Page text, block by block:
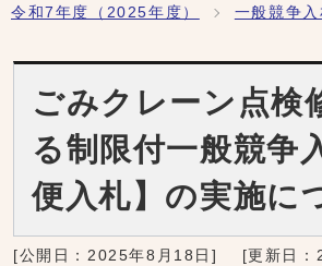
令和7年度（2025年度） 一般競争入
ごみクレーン点検
る制限付一般競争
便入札】の実施に
[公開日： 2025年8月18日 ] [更新日：